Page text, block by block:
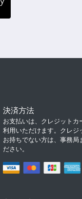
決済方法
お支払いは、クレジットカ
利用いただけます。クレジ
お持ちでない方は、事務局
ださい。